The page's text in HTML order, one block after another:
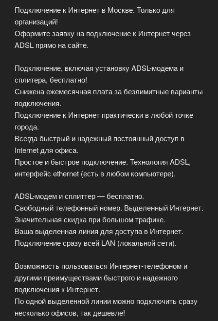
Подключение к Интернет в Москве. Только для
организаций!
Оформите заявку на подключение к Интернет через
ADSL прямо на сайте.
Подключение, включая установку ADSL-модема и
сплитера, бесплатно!
Снижена ежемесячная плата за безлимитные варианты
подключения.
Подключение к Интернет практически в любой точке
города.
Всегда быстрый и надежный постоянный доступ в
Internet для офиса.
Простое и быстрое подключение. Технология ADSL,
интерфейс ethernet (есть в любом компьютере).
ADSL-модем и сплиттер — бесплатно.
Свободный телефонный номер. Выделенный Интернет.
Значительная скидка при большом трафике.
Ваша выделенная линия для доступа в Интернет.
Подключение сразу всей LAN (локальной сети).
Возможность пользоваться Интернет-телефоном и
другими преимуществами быстрого и надежного
подключения к Интернет.
По одной выделенной линии можно подключить сразу
несколько офисов, так дешевле!